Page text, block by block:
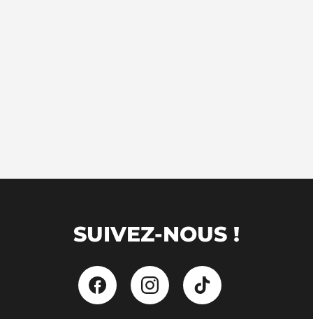
SUIVEZ-NOUS !